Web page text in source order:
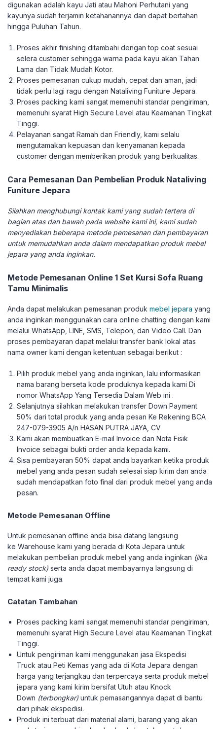
digunakan adalah kayu Jati atau Mahoni Perhutani yang
kayunya sudah terjamin ketahanannya dan dapat bertahan
hingga Puluhan Tahun.
Proses akhir finishing ditambahi dengan top coat sesuai
selera customer sehingga warna pada kayu akan Tahan
Lama dan Tidak Mudah Kotor.
Proses pemesanan cukup mudah, cepat dan aman, jadi
tidak perlu lagi ragu dengan Nataliving Funiture Jepara.
Proses packing kami sangat memenuhi standar pengiriman,
memenuhi syarat High Secure Level atau Keamanan Tingkat
Tinggi.
Pelayanan sangat Ramah dan Friendly, kami selalu
mengutamakan kepuasan dan kenyamanan kepada
customer dengan memberikan produk yang berkualitas.
Cara Pemesanan Dan Pembelian Produk Nataliving
Funiture Jepara
Silahkan menghubungi kontak kami yang sudah tertera di
bagian atas dan bawah pada website kami ini, kami sudah
menyediakan beberapa metode pemesanan dan pembayaran
untuk memudahkan anda dalam mendapatkan produk mebel
jepara yang anda inginkan.
Metode Pemesanan Online 1 Set Kursi Sofa Ruang
Tamu Minimalis
Anda dapat melakukan pemesanan produk mebel jepara yang
anda inginkan menggunakan cara online chatting dengan kami
melalui WhatsApp, LINE, SMS, Telepon, dan Video Call. Dan
proses pembayaran dapat melalui transfer bank lokal atas
nama owner kami dengan ketentuan sebagai berikut :
Pilih produk mebel yang anda inginkan, lalu informasikan
nama barang berseta kode produknya kepada kami Di
nomor WhatsApp Yang Tersedia Dalam Web ini .
Selanjutnya silahkan melakukan transfer Down Payment
50% dari total produk yang anda pesan Ke Rekening BCA
247-079-3905 A/n HASAN PUTRA JAYA, CV
Kami akan membuatkan E-mail Invoice dan Nota Fisik
Invoice sebagai bukti order anda kepada kami.
Sisa pembayaran 50% dapat anda bayarkan ketika produk
mebel yang anda pesan sudah selesai siap kirim dan anda
sudah mendapatkan foto final dari produk mebel yang anda
pesan.
Metode Pemesanan Offline
Untuk pemesanan offline anda bisa datang langsung
ke Warehouse kami yang berada di Kota Jepara untuk
melakukan pembelian produk mebel yang anda inginkan (jika
ready stock) serta anda dapat membayarnya langsung di
tempat kami juga.
Catatan Tambahan
Proses packing kami sangat memenuhi standar pengiriman,
memenuhi syarat High Secure Level atau Keamanan Tingkat
Tinggi.
Untuk pengiriman kami menggunakan jasa Ekspedisi
Truck atau Peti Kemas yang ada di Kota Jepara dengan
harga yang terjangkau dan terpercaya serta produk mebel
jepara yang kami kirim bersifat Utuh atau Knock
Down (terbongkar) untuk pemasangannya dapat di bantu
dari pihak ekspedisi.
Produk ini terbuat dari material alami, barang yang akan